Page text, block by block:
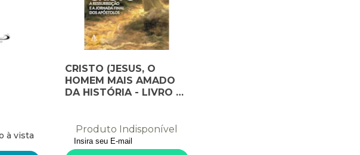
CRISTO (JESUS, O
HOMEM MAIS AMADO
DA HISTÓRIA - LIVRO 2):
APÓSTOLOS
Produto Indisponível